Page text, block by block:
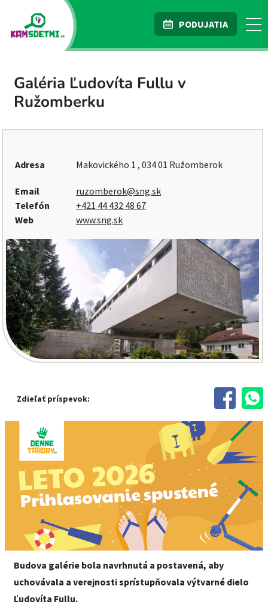
PODUJATIA
Galéria Ľudovíta Fullu v
Ružomberku
Adresa Makovického 1 , 034 01 Ružomberok
Email
ruzomberok@sng.sk
Telefón
+421 44 432 48 67
Web
www.sng.sk
Zdieľať príspevok:
Budova galérie bola navrhnutá a postavená, aby
uchovávala a verejnosti sprístupňovala výtvarné dielo
Ľudovíta Fullu.